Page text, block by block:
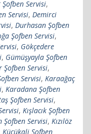
Servisi,
Servisi, Demirci
, Durhasan Şofben
Şofben Servisi,
, Gökçedere
, Gümüşyayla Şofben
Şofben Servisi,
Servisi, Karaağaç
, Karadana Şofben
Şofben Servisi,
, Kışlacık Şofben
Şofben Servisi, Kızılöz
Küçükali Şofben